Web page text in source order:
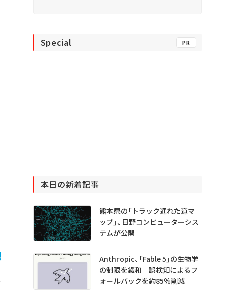
Special PR
本日の新着記事
熊本県の「トラック通れた道マ
ップ」、日野コンピューターシス
テムが公開
Anthropic、「Fable 5」の生物学
の制限を緩和 誤検知によるフ
ォールバックを約85％削減